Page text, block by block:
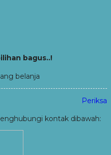
bagus..!
belanja
Periksa
kontak dibawah: